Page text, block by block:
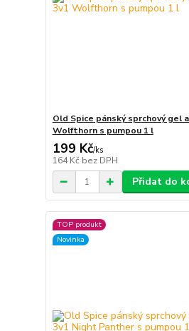
Old Spice pánský sprchový gel
Wolfthorn s pumpou 1 l
199 Kč/ks
164 Kč bez DPH
Přidat do
TOP produkt
Novinka